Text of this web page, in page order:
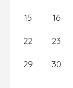
15 16
22 23
29 30